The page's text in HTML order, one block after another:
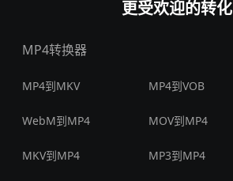
更受欢迎的转化
MP4转换器
MP4到MKV MP4到VOB
WebM到MP4 MOV到MP4
MKV到MP4 MP3到MP4